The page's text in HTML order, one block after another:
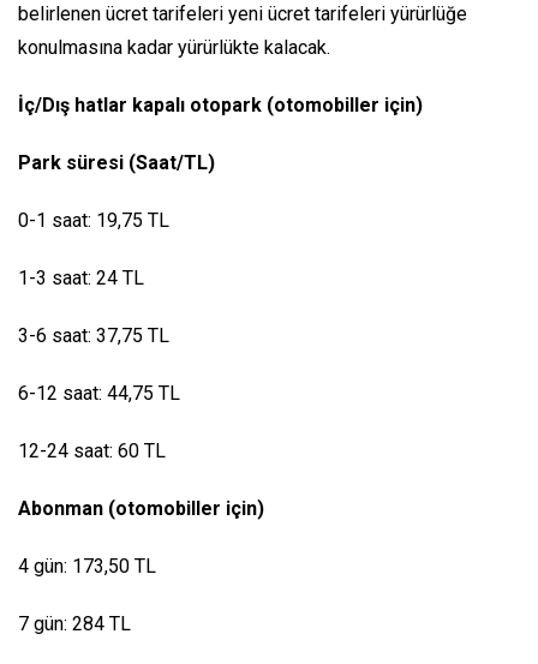
belirlenen ücret tarifeleri yeni ücret tarifeleri yürürlüğe
konulmasına kadar yürürlükte kalacak.
İç/Dış hatlar kapalı otopark (otomobiller için)
Park süresi (Saat/TL)
0-1 saat: 19,75 TL
1-3 saat: 24 TL
3-6 saat: 37,75 TL
6-12 saat: 44,75 TL
12-24 saat: 60 TL
Abonman (otomobiller için)
4 gün: 173,50 TL
7 gün: 284 TL